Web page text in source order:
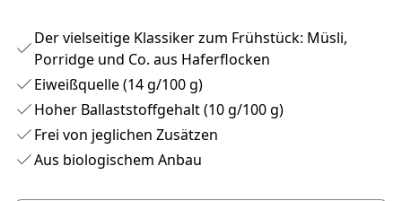
Der vielseitige Klassiker zum Frühstück: Müsli,
Porridge und Co. aus Haferflocken
Eiweißquelle (14 g/100 g)
Hoher Ballaststoffgehalt (10 g/100 g)
Frei von jeglichen Zusätzen
Aus biologischem Anbau